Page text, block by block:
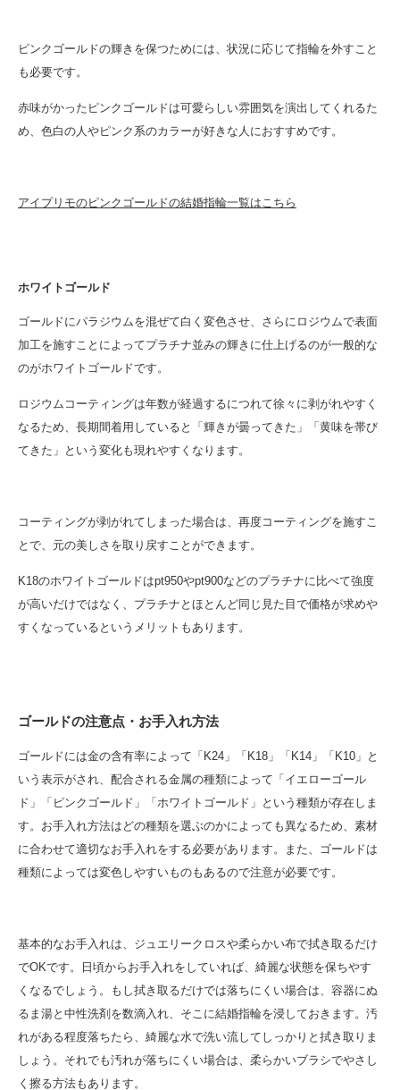
ピンクゴールドの輝きを保つためには、状況に応じて指輪を外すこと
も必要です。
赤味がかったピンクゴールドは可愛らしい雰囲気を演出してくれるた
め、色白の人やピンク系のカラーが好きな人におすすめです。
アイプリモのピンクゴールドの結婚指輪一覧はこちら
ホワイトゴールド
ゴールドにパラジウムを混ぜて白く変色させ、さらにロジウムで表面
加工を施すことによってプラチナ並みの輝きに仕上げるのが一般的な
のがホワイトゴールドです。
ロジウムコーティングは年数が経過するにつれて徐々に剥がれやすく
なるため、長期間着用していると「輝きが曇ってきた」「黄味を帯び
てきた」という変化も現れやすくなります。
コーティングが剥がれてしまった場合は、再度コーティングを施すこ
とで、元の美しさを取り戻すことができます。
K18のホワイトゴールドはpt950やpt900などのプラチナに比べて強度
が高いだけではなく、プラチナとほとんど同じ見た目で価格が求めや
すくなっているというメリットもあります。
ゴールドの注意点・お手入れ方法
ゴールドには金の含有率によって「K24」「K18」「K14」「K10」と
いう表示がされ、配合される金属の種類によって「イエローゴール
ド」「ピンクゴールド」「ホワイトゴールド」という種類が存在しま
す。お手入れ方法はどの種類を選ぶのかによっても異なるため、素材
に合わせて適切なお手入れをする必要があります。また、ゴールドは
種類によっては変色しやすいものもあるので注意が必要です。
基本的なお手入れは、ジュエリークロスや柔らかい布で拭き取るだけ
でOKです。日頃からお手入れをしていれば、綺麗な状態を保ちやす
くなるでしょう。もし拭き取るだけでは落ちにくい場合は、容器にぬ
るま湯と中性洗剤を数滴入れ、そこに結婚指輪を浸しておきます。汚
れがある程度落ちたら、綺麗な水で洗い流してしっかりと拭き取りま
しょう。それでも汚れが落ちにくい場合は、柔らかいブラシでやさし
く擦る方法もあります。